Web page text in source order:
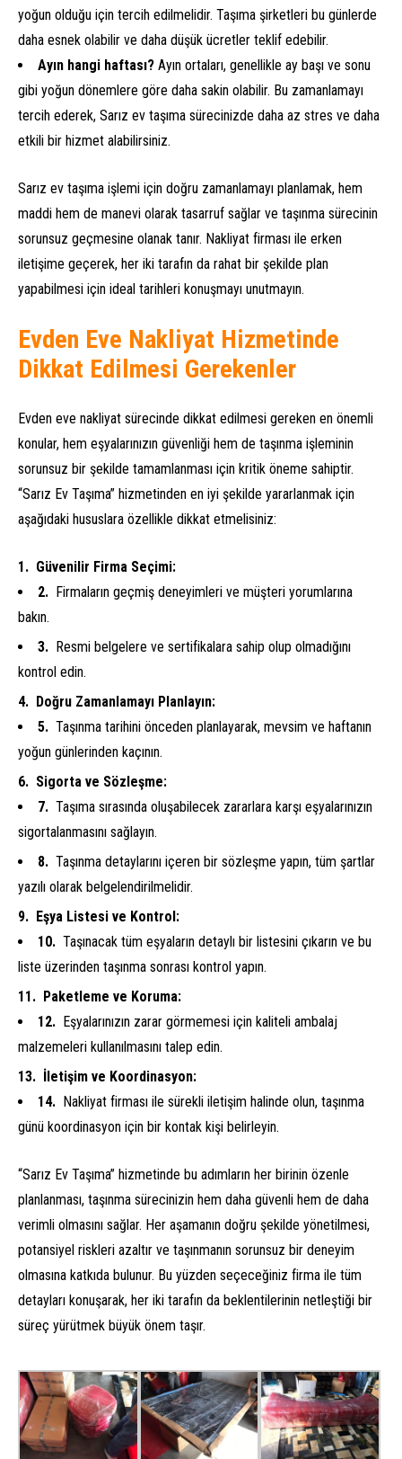
yoğun olduğu için tercih edilmelidir. Taşıma şirketleri bu günlerde
daha esnek olabilir ve daha düşük ücretler teklif edebilir.
Ayın hangi haftası? Ayın ortaları, genellikle ay başı ve sonu
gibi yoğun dönemlere göre daha sakin olabilir. Bu zamanlamayı
tercih ederek, Sarız ev taşıma sürecinizde daha az stres ve daha
etkili bir hizmet alabilirsiniz.
Sarız ev taşıma işlemi için doğru zamanlamayı planlamak, hem
maddi hem de manevi olarak tasarruf sağlar ve taşınma sürecinin
sorunsuz geçmesine olanak tanır. Nakliyat firması ile erken
iletişime geçerek, her iki tarafın da rahat bir şekilde plan
yapabilmesi için ideal tarihleri konuşmayı unutmayın.
Evden Eve Nakliyat Hizmetinde
Dikkat Edilmesi Gerekenler
Evden eve nakliyat sürecinde dikkat edilmesi gereken en önemli
konular, hem eşyalarınızın güvenliği hem de taşınma işleminin
sorunsuz bir şekilde tamamlanması için kritik öneme sahiptir.
“Sarız Ev Taşıma” hizmetinden en iyi şekilde yararlanmak için
aşağıdaki hususlara özellikle dikkat etmelisiniz:
Güvenilir Firma Seçimi:
Firmaların geçmiş deneyimleri ve müşteri yorumlarına
bakın.
Resmi belgelere ve sertifikalara sahip olup olmadığını
kontrol edin.
Doğru Zamanlamayı Planlayın:
Taşınma tarihini önceden planlayarak, mevsim ve haftanın
yoğun günlerinden kaçının.
Sigorta ve Sözleşme:
Taşıma sırasında oluşabilecek zararlara karşı eşyalarınızın
sigortalanmasını sağlayın.
Taşınma detaylarını içeren bir sözleşme yapın, tüm şartlar
yazılı olarak belgelendirilmelidir.
Eşya Listesi ve Kontrol:
Taşınacak tüm eşyaların detaylı bir listesini çıkarın ve bu
liste üzerinden taşınma sonrası kontrol yapın.
Paketleme ve Koruma:
Eşyalarınızın zarar görmemesi için kaliteli ambalaj
malzemeleri kullanılmasını talep edin.
İletişim ve Koordinasyon:
Nakliyat firması ile sürekli iletişim halinde olun, taşınma
günü koordinasyon için bir kontak kişi belirleyin.
“Sarız Ev Taşıma” hizmetinde bu adımların her birinin özenle
planlanması, taşınma sürecinizin hem daha güvenli hem de daha
verimli olmasını sağlar. Her aşamanın doğru şekilde yönetilmesi,
potansiyel riskleri azaltır ve taşınmanın sorunsuz bir deneyim
olmasına katkıda bulunur. Bu yüzden seçeceğiniz firma ile tüm
detayları konuşarak, her iki tarafın da beklentilerinin netleştiği bir
süreç yürütmek büyük önem taşır.